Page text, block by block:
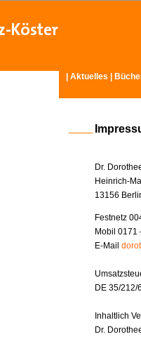
Aktuelles
Dr.
Heinrich-
13156
Festnetz
Mobil 0171
E-Mail
DE 35/212/
Inhaltlich
Dr.